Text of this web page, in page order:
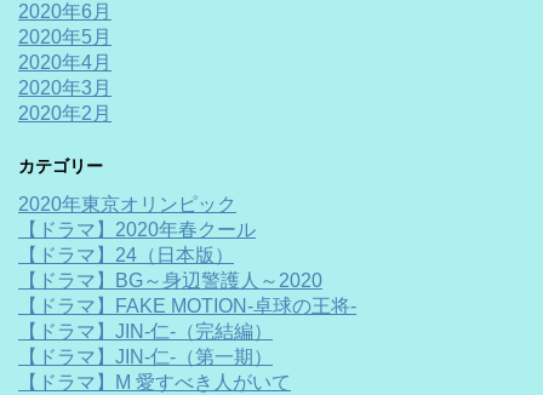
2020年6月
2020年5月
2020年4月
2020年3月
2020年2月
カテゴリー
2020年東京オリンピック
【ドラマ】2020年春クール
【ドラマ】24（日本版）
【ドラマ】BG～身辺警護人～2020
【ドラマ】FAKE MOTION-卓球の王将-
【ドラマ】JIN-仁-（完結編）
【ドラマ】JIN-仁-（第一期）
【ドラマ】M 愛すべき人がいて